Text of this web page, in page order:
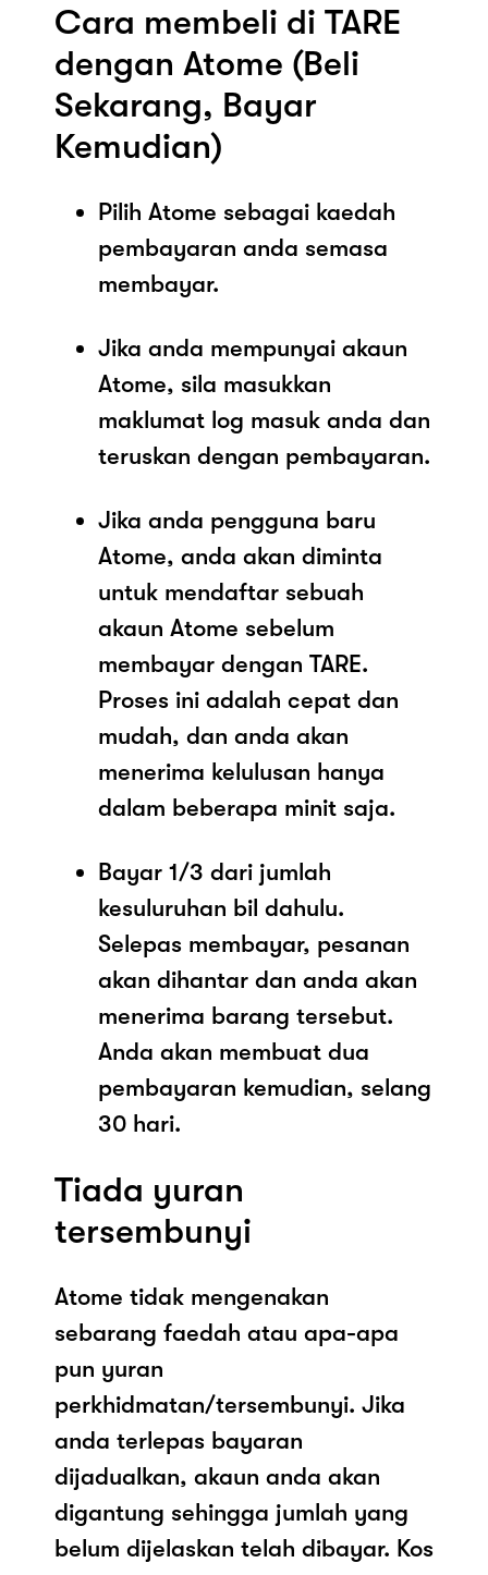
Cara membeli di TARE
dengan Atome (Beli
Sekarang, Bayar
Kemudian)
Pilih Atome sebagai kaedah
pembayaran anda semasa
membayar.
Jika anda mempunyai akaun
Atome, sila masukkan
maklumat log masuk anda dan
teruskan dengan pembayaran.
Jika anda pengguna baru
Atome, anda akan diminta
untuk mendaftar sebuah
akaun Atome sebelum
membayar dengan TARE.
Proses ini adalah cepat dan
mudah, dan anda akan
menerima kelulusan hanya
dalam beberapa minit saja.
Bayar 1/3 dari jumlah
kesuluruhan bil dahulu.
Selepas membayar, pesanan
akan dihantar dan anda akan
menerima barang tersebut.
Anda akan membuat dua
pembayaran kemudian, selang
30 hari.
Tiada yuran
tersembunyi
Atome tidak mengenakan
sebarang faedah atau apa-apa
pun yuran
perkhidmatan/tersembunyi. Jika
anda terlepas bayaran
dijadualkan, akaun anda akan
digantung sehingga jumlah yang
belum dijelaskan telah dibayar. Kos